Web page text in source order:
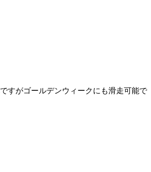
すがゴールデンウィークにも滑走可能で